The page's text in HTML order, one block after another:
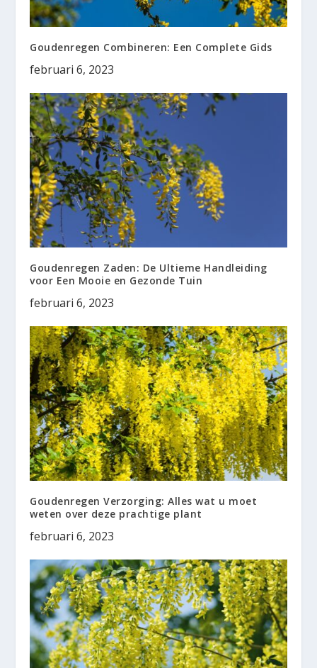
Goudenregen Combineren: Een Complete Gids
februari 6, 2023
Goudenregen Zaden: De Ultieme Handleiding
voor Een Mooie en Gezonde Tuin
februari 6, 2023
Goudenregen Verzorging: Alles wat u moet
weten over deze prachtige plant
februari 6, 2023